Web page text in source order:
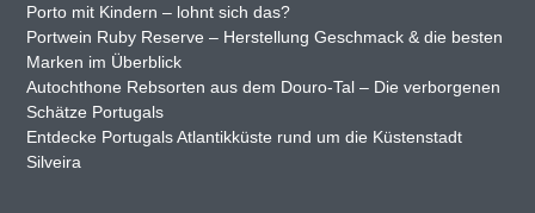
Porto mit Kindern – lohnt sich das?
Portwein Ruby Reserve – Herstellung Geschmack & die besten
Marken im Überblick
Autochthone Rebsorten aus dem Douro-Tal – Die verborgenen
Schätze Portugals
Entdecke Portugals Atlantikküste rund um die Küstenstadt
Silveira